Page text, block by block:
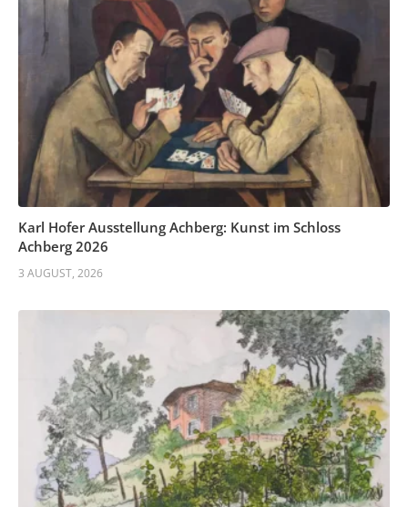
Karl Hofer Ausstellung Achberg: Kunst im Schloss
Achberg 2026
3 AUGUST, 2026